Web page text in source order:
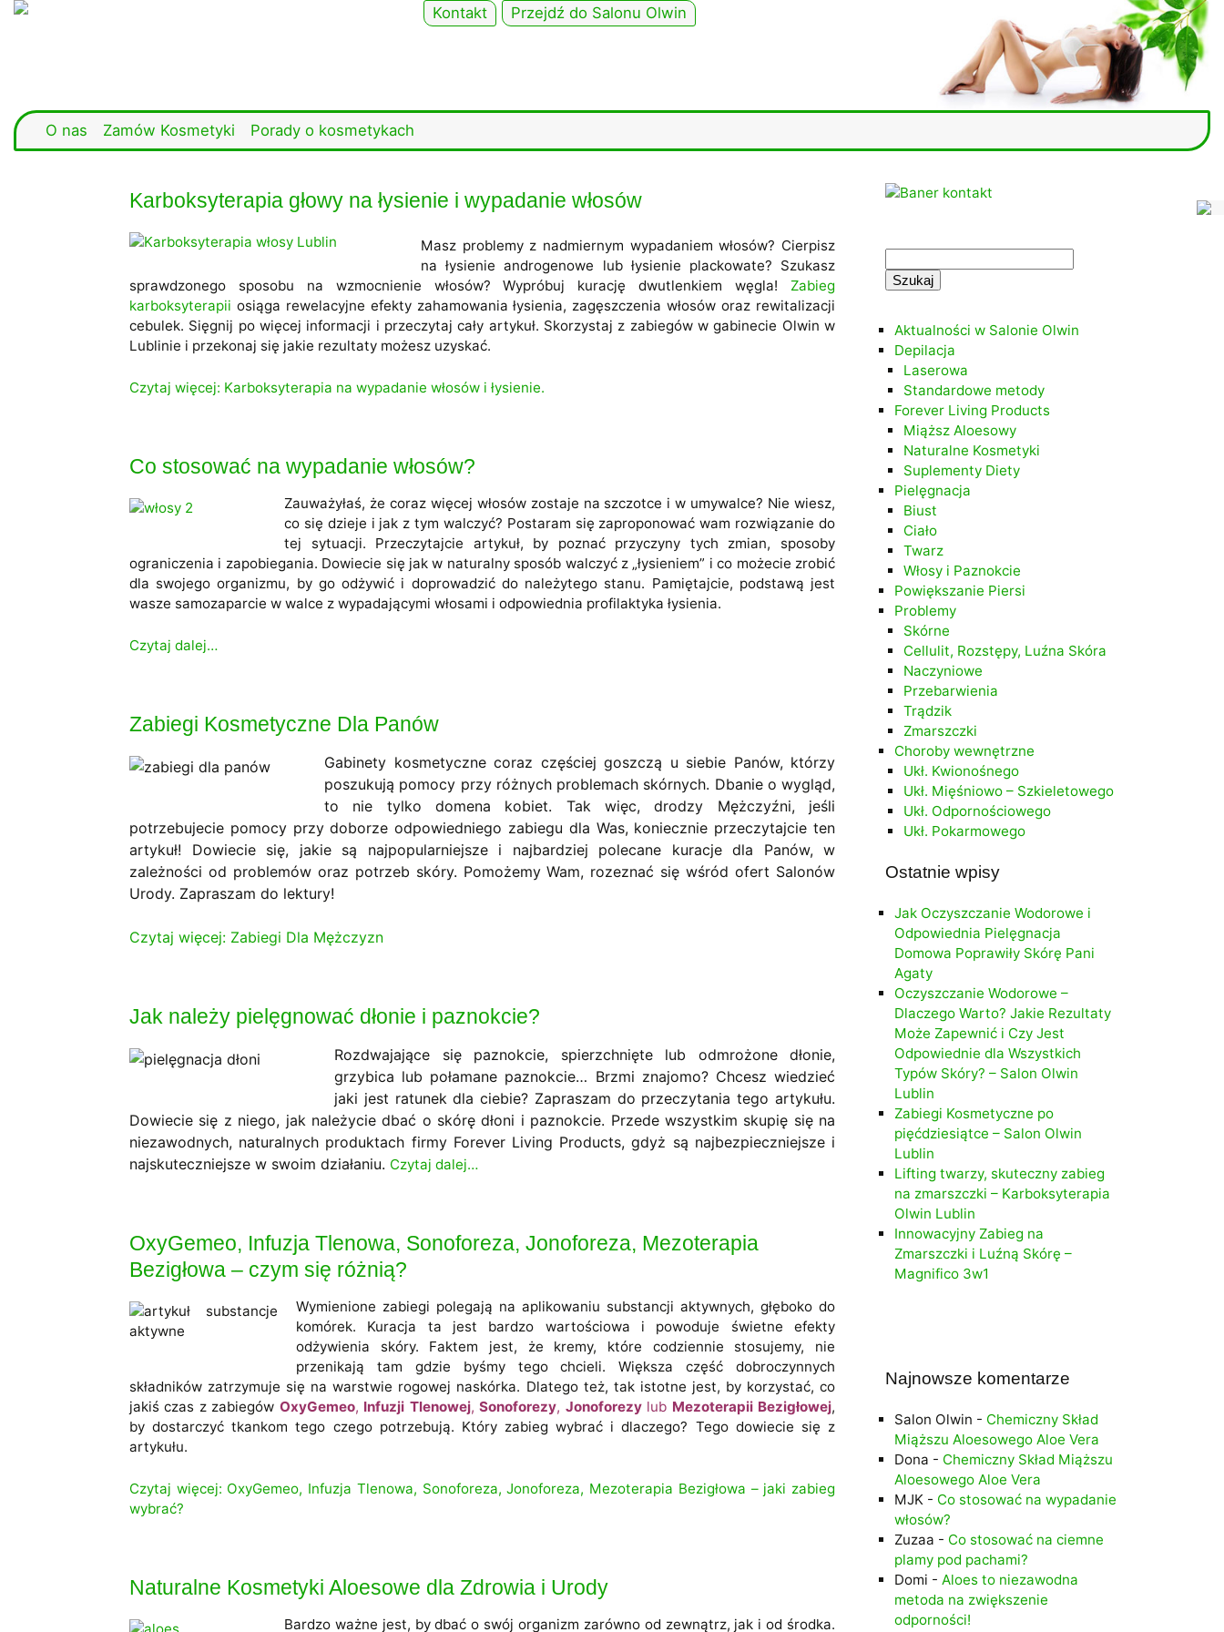
Kontakt Przejdź do Salonu Olwin
O nas Zamów Kosmetyki Porady o kosmetykach
Karboksyterapia głowy na łysienie i wypadanie włosów
Masz problemy z nadmiernym wypadaniem włosów? Cierpisz
na łysienie androgenowe lub łysienie plackowate? Szukasz
sprawdzonego sposobu na wzmocnienie włosów? Wypróbuj kurację dwutlenkiem węgla! Zabieg
karboksyterapii osiąga rewelacyjne efekty zahamowania łysienia, zagęszczenia włosów oraz rewitalizacji
cebulek. Sięgnij po więcej informacji i przeczytaj cały artykuł. Skorzystaj z zabiegów w gabinecie Olwin w
Lublinie i przekonaj się jakie rezultaty możesz uzyskać.
Czytaj więcej: Karboksyterapia na wypadanie włosów i łysienie.
Co stosować na wypadanie włosów?
Zauważyłaś, że coraz więcej włosów zostaje na szczotce i w umywalce? Nie wiesz,
co się dzieje i jak z tym walczyć? Postaram się zaproponować wam rozwiązanie do
tej sytuacji. Przeczytajcie artykuł, by poznać przyczyny tych zmian, sposoby
ograniczenia i zapobiegania. Dowiecie się jak w naturalny sposób walczyć z „łysieniem” i co możecie zrobić
dla swojego organizmu, by go odżywić i doprowadzić do należytego stanu. Pamiętajcie, podstawą jest
wasze samozaparcie w walce z wypadającymi włosami i odpowiednia profilaktyka łysienia.
Czytaj dalej…
Zabiegi Kosmetyczne Dla Panów
Gabinety kosmetyczne coraz częściej goszczą u siebie Panów, którzy
poszukują pomocy przy różnych problemach skórnych. Dbanie o wygląd,
to nie tylko domena kobiet. Tak więc, drodzy Mężczyźni, jeśli
potrzebujecie pomocy przy doborze odpowiedniego zabiegu dla Was, koniecznie przeczytajcie ten
artykuł! Dowiecie się, jakie są najpopularniejsze i najbardziej polecane kuracje dla Panów, w
zależności od problemów oraz potrzeb skóry. Pomożemy Wam, rozeznać się wśród ofert Salonów
Urody. Zapraszam do lektury!
Czytaj więcej: Zabiegi Dla Mężczyzn
Jak należy pielęgnować dłonie i paznokcie?
Rozdwajające się paznokcie, spierzchnięte lub odmrożone dłonie,
grzybica lub połamane paznokcie… Brzmi znajomo? Chcesz wiedzieć
jaki jest ratunek dla ciebie? Zapraszam do przeczytania tego artykułu.
Dowiecie się z niego, jak należycie dbać o skórę dłoni i paznokcie. Przede wszystkim skupię się na
niezawodnych, naturalnych produktach firmy Forever Living Products, gdyż są najbezpieczniejsze i
najskuteczniejsze w swoim działaniu. Czytaj dalej…
OxyGemeo, Infuzja Tlenowa, Sonoforeza, Jonoforeza, Mezoterapia
Bezigłowa – czym się różnią?
Wymienione zabiegi polegają na aplikowaniu substancji aktywnych, głęboko do
komórek. Kuracja ta jest bardzo wartościowa i powoduje świetne efekty
odżywienia skóry. Faktem jest, że kremy, które codziennie stosujemy, nie
przenikają tam gdzie byśmy tego chcieli. Większa część dobroczynnych
składników zatrzymuje się na warstwie rogowej naskórka. Dlatego też, tak istotne jest, by korzystać, co
jakiś czas z zabiegów OxyGemeo, Infuzji Tlenowej,Sonoforezy, Jonoforezylub Mezoterapii Bezigłowej,
by dostarczyć tkankom tego czego potrzebują. Który zabieg wybrać i dlaczego? Tego dowiecie się z
artykułu.
Czytaj więcej: OxyGemeo, Infuzja Tlenowa, Sonoforeza, Jonoforeza, Mezoterapia Bezigłowa – jaki zabieg
wybrać?
Naturalne Kosmetyki Aloesowe dla Zdrowia i Urody
Bardzo ważne jest, by dbać o swój organizm zarówno od zewnątrz, jak i od środka.
Aktualności w Salonie Olwin
Depilacja
Laserowa
Standardowe metody
Forever Living Products
Miąższ Aloesowy
Naturalne Kosmetyki
Suplementy Diety
Pielęgnacja
Biust
Ciało
Twarz
Włosy i Paznokcie
Powiększanie Piersi
Problemy
Skórne
Cellulit, Rozstępy, Luźna Skóra
Naczyniowe
Przebarwienia
Trądzik
Zmarszczki
Choroby wewnętrzne
Ukł. Kwionośnego
Ukł. Mięśniowo – Szkieletowego
Ukł. Odpornościowego
Ukł. Pokarmowego
Ostatnie wpisy
Jak Oczyszczanie Wodorowe i
Odpowiednia Pielęgnacja
Domowa Poprawiły Skórę Pani
Agaty
Oczyszczanie Wodorowe –
Dlaczego Warto? Jakie Rezultaty
Może Zapewnić i Czy Jest
Odpowiednie dla Wszystkich
Typów Skóry? – Salon Olwin
Lublin
Zabiegi Kosmetyczne po
pięćdziesiątce – Salon Olwin
Lublin
Lifting twarzy, skuteczny zabieg
na zmarszczki – Karboksyterapia
Olwin Lublin
Innowacyjny Zabieg na
Zmarszczki i Luźną Skórę –
Magnifico 3w1
Najnowsze komentarze
Salon Olwin - Chemiczny Skład
Miąższu Aloesowego Aloe Vera
Dona - Chemiczny Skład Miąższu
Aloesowego Aloe Vera
MJK - Co stosować na wypadanie
włosów?
Zuzaa - Co stosować na ciemne
plamy pod pachami?
Domi - Aloes to niezawodna
metoda na zwiększenie
odporności!